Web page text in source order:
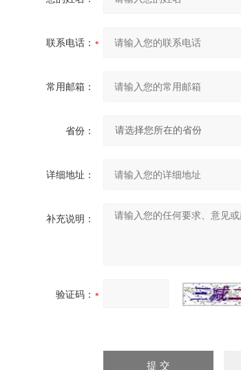
联系电话：
常用邮箱：
省份：
详细地址：
补充说明：
验证码：